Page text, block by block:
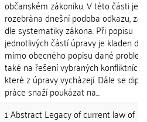
občanském zákoníku. V této části je
rozebrána dnešní podoba odkazu,
dle systematiky zákona. Při popisu
jednotlivých částí úpravy je kladen
mimo obecného popisu dané
také na řešení vybraných konfliktních
které z úpravy vycházejí. Dále se
práce snaží poukázat na...
1 Abstract Legacy of current law of